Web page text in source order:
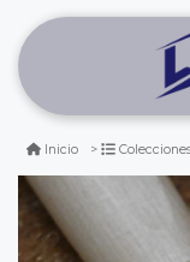
Inicio